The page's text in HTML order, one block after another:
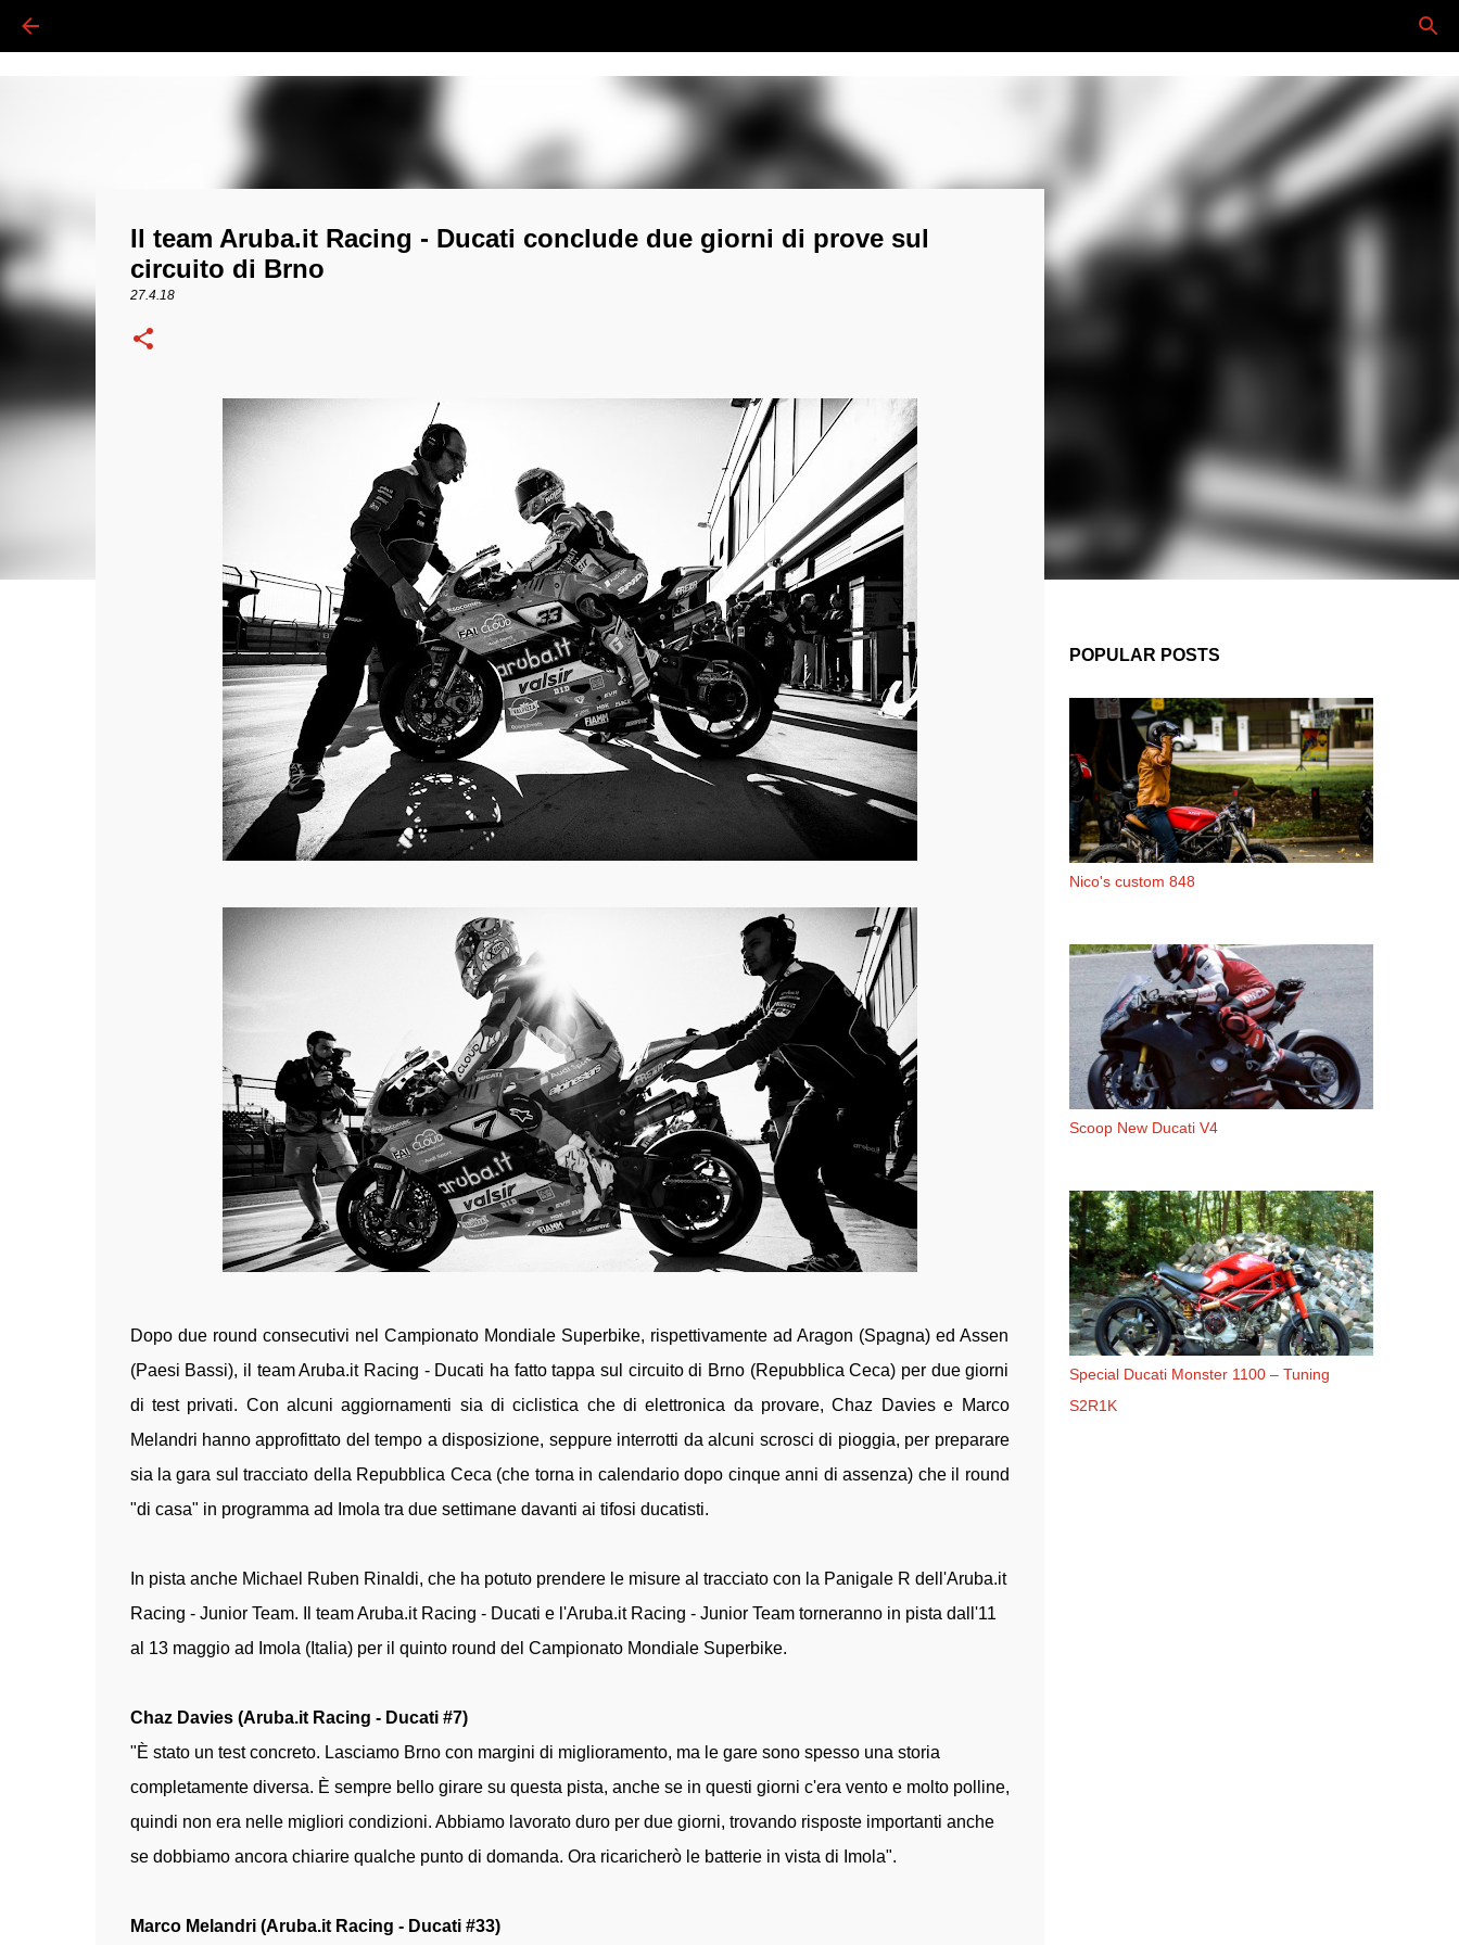
Il team Aruba.it Racing - Ducati conclude due giorni di prove sul
circuito di Brno
27.4.18
Dopo due round consecutivi nel Campionato Mondiale Superbike, rispettivamente ad Aragon (Spagna) ed Assen
(Paesi Bassi), il team Aruba.it Racing - Ducati ha fatto tappa sul circuito di Brno (Repubblica Ceca) per due giorni
di test privati. Con alcuni aggiornamenti sia di ciclistica che di elettronica da provare, Chaz Davies e Marco
Melandri hanno approfittato del tempo a disposizione, seppure interrotti da alcuni scrosci di pioggia, per preparare
sia la gara sul tracciato della Repubblica Ceca (che torna in calendario dopo cinque anni di assenza) che il round
"di casa" in programma ad Imola tra due settimane davanti ai tifosi ducatisti.
In pista anche Michael Ruben Rinaldi, che ha potuto prendere le misure al tracciato con la Panigale R dell'Aruba.it
Racing - Junior Team. Il team Aruba.it Racing - Ducati e l'Aruba.it Racing - Junior Team torneranno in pista dall'11
al 13 maggio ad Imola (Italia) per il quinto round del Campionato Mondiale Superbike.
Chaz Davies (Aruba.it Racing - Ducati #7)
"È stato un test concreto. Lasciamo Brno con margini di miglioramento, ma le gare sono spesso una storia
completamente diversa. È sempre bello girare su questa pista, anche se in questi giorni c'era vento e molto polline,
quindi non era nelle migliori condizioni. Abbiamo lavorato duro per due giorni, trovando risposte importanti anche
se dobbiamo ancora chiarire qualche punto di domanda. Ora ricaricherò le batterie in vista di Imola".
Marco Melandri (Aruba.it Racing - Ducati #33)
POPULAR POSTS
Nico's custom 848
Scoop New Ducati V4
Special Ducati Monster 1100 – Tuning
S2R1K